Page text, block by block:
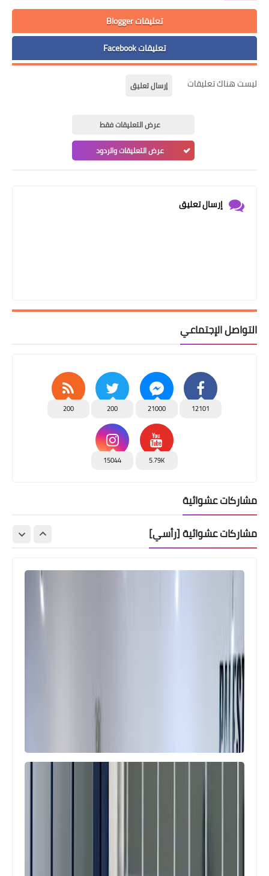
تعليقات Blogger
تعليقات Facebook
ليست هناك تعليقات إرسال تعليق
عرض التعليقات فقط
عرض التعليقات والردود
إرسال تعليق
التواصل الإجتماعي
12101
21000
200
200
5.79K
15044
مشاركات عشوائية
مشاركات عشوائية [رأسي]